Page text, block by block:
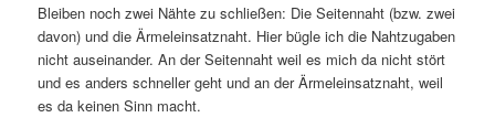
Bleiben noch zwei Nähte zu schließen: Die Seitennaht (bzw. zwei
davon) und die Ärmeleinsatznaht. Hier bügle ich die Nahtzugaben
nicht auseinander. An der Seitennaht weil es mich da nicht stört
und es anders schneller geht und an der Ärmeleinsatznaht, weil
es da keinen Sinn macht.